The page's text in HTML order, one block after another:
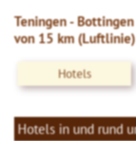
Teningen -
von 15 km (Luftlinie)
Hotels
Hotels in und rund